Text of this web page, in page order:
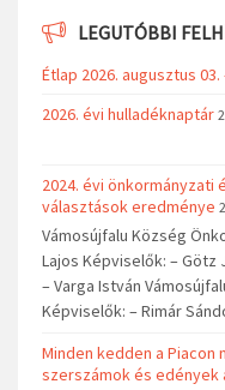
LEGUTÓBBI
Étlap 2026. augusztus
2026. évi hulladéknaptár
2024. évi önkormányzati
választások eredménye
Vámosújfalu Község
Lajos Képviselők: – Götz
– Varga István
Képviselők: – Rimár
Minden kedden a
szerszámok és edények